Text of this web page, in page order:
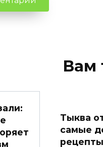
Вам
Тыква
самые
рецепты